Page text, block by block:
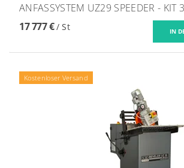
ANFASSYSTEM UZ29 SPEEDER - KIT
17 777 €/ St
Kostenloser Versand